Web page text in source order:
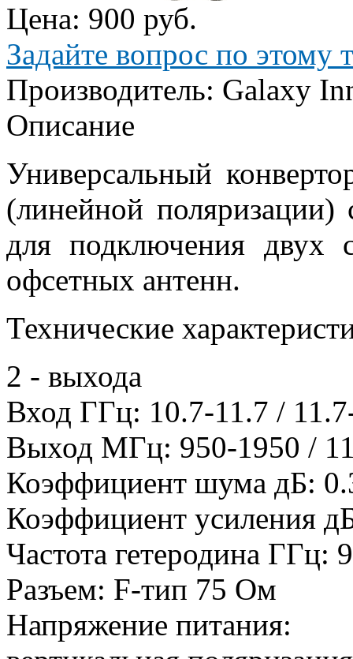
Цена: 900 руб.
Задайте вопрос по этому
Производитель: Galaxy
Описание
Универсальный
(линейной
для подключения двух
офсетных антенн.
Технические
2 - выхода
Вход ГГц: 10.7-11.7 /
Выход МГц: 950-1950 /
Коэффициент шума дБ:
Коэффициент усиления
Частота гетеродина ГГц:
Разъем: F-тип 75 Ом
Напряжение питания: